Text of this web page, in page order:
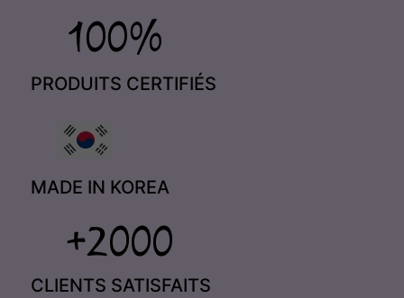
PRODUITS CERTIFIÉS
MADE IN KOREA
CLIENTS SATISFAITS